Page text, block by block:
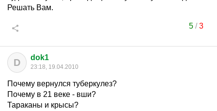
Решать Вам.
5/3
D dok1
23:18, 19.04.2010
Почему вернулся туберкулез?
Почему в 21 веке - вши?
Тараканы и крысы?